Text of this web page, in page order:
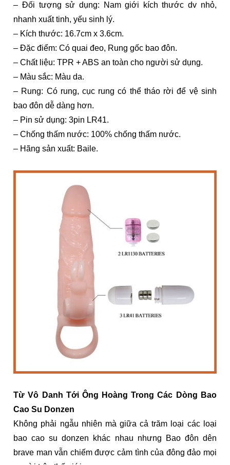
– Đối tượng sử dụng: Nam giới kích thước dv nhỏ,
nhanh xuất tinh, yếu sinh lý.
– Kích thước: 16.7cm x 3.6cm.
– Đặc điểm: Có quai đeo, Rung gốc bao đôn.
– Chất liệu: TPR + ABS an toàn cho người sử dụng.
– Màu sắc: Màu da.
– Rung: Có rung, cục rung có thể tháo rời để vệ sinh
bao đôn dễ dàng hơn.
– Pin sử dụng: 3pin LR41.
– Chống thấm nước: 100% chống thấm nước.
– Hãng sản xuất: Baile.
Từ Vô Danh Tới Ông Hoàng Trong Các Dòng Bao
Cao Su Donzen
Không phải ngẫu nhiên mà giữa cả trăm loại các loại
bao cao su donzen khác nhau nhưng Bao đôn dên
brave man vẫn chiếm được cảm tình của đông đảo mọi